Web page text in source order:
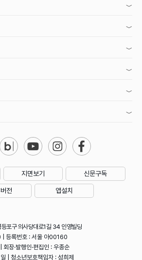
지면보기 신문구독
전 앱설치
포구 의사당대로1길 34 인영빌딩
등록번호 : 서울 아00160
장·발행인·편집인 : 우종순
| 청소년보호책임자 : 성희제